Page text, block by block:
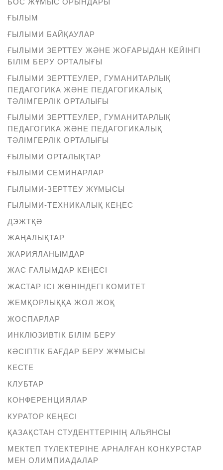
ҒЫЛЫМ
ҒЫЛЫМИ БАЙҚАУЛАР
ҒЫЛЫМИ ЗЕРТТЕУ ЖӘНЕ ЖОҒАРЫДАН КЕЙІНГІ
БІЛІМ БЕРУ ОРТАЛЫҒЫ
ҒЫЛЫМИ ЗЕРТТЕУЛЕР, ГУМАНИТАРЛЫҚ
ПЕДАГОГИКА ЖӘНЕ ПЕДАГОГИКАЛЫҚ
ТӘЛІМГЕРЛІК ОРТАЛЫҒЫ
ҒЫЛЫМИ ЗЕРТТЕУЛЕР, ГУМАНИТАРЛЫҚ
ПЕДАГОГИКА ЖӘНЕ ПЕДАГОГИКАЛЫҚ
ТӘЛІМГЕРЛІК ОРТАЛЫҒЫ
ҒЫЛЫМИ ОРТАЛЫҚТАР
ҒЫЛЫМИ СЕМИНАРЛАР
ҒЫЛЫМИ-ЗЕРТТЕУ ЖҰМЫСЫ
ҒЫЛЫМИ-ТЕХНИКАЛЫҚ КЕҢЕС
ДЭЖТҚӘ
ЖАҢАЛЫҚТАР
ЖАРИЯЛАНЫМДАР
ЖАС ҒАЛЫМДАР КЕҢЕСІ
ЖАСТАР ІСІ ЖӨНІНДЕГІ КОМИТЕТ
ЖЕМҚОРЛЫҚҚА ЖОЛ ЖОҚ
ЖОСПАРЛАР
ИНКЛЮЗИВТІК БІЛІМ БЕРУ
КӘСІПТІК БАҒДАР БЕРУ ЖҰМЫСЫ
КЕСТЕ
КЛУБТАР
КОНФЕРЕНЦИЯЛАР
КУРАТОР КЕҢЕСІ
ҚАЗАҚСТАН СТУДЕНТТЕРІНІҢ АЛЬЯНСЫ
МЕКТЕП ТҮЛЕКТЕРІНЕ АРНАЛҒАН КОНКУРСТАР
МЕН ОЛИМПИАДАЛАР